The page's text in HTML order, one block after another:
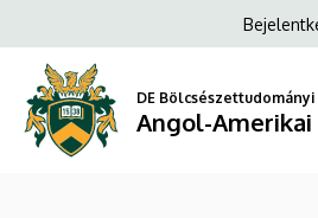
Angol-
Amerikai
Intézet
a
tartalomra
fiók
menüje
DE Bölcsészettudományi
Angol-